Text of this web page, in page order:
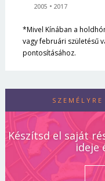
2005
2017
*Mivel Kínában a
vagy februári születésű
pontosításához.
Készítsd el saját
ideje